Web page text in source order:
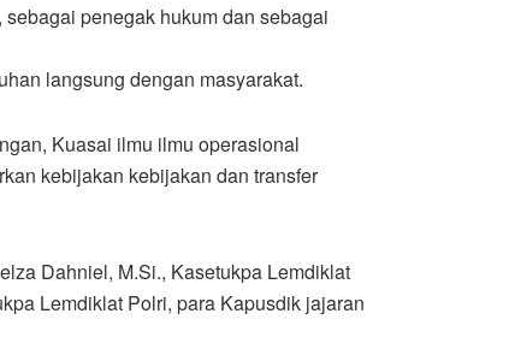
penegak hukum dan sebagai
langsung dengan masyarakat.
Kuasai ilmu ilmu operasional
kebijakan kebijakan dan transfer
Dahniel, M.Si., Kasetukpa Lemdiklat
Lemdiklat Polri, para Kapusdik jajaran